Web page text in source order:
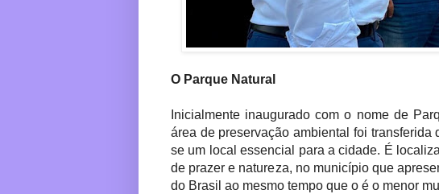
O Parque Natural
Inicialmente inaugurado com o nome de
área de preservação ambiental foi
se um local essencial para a cidade. É
de prazer e natureza, no município que
do Brasil ao mesmo tempo que o é o menor